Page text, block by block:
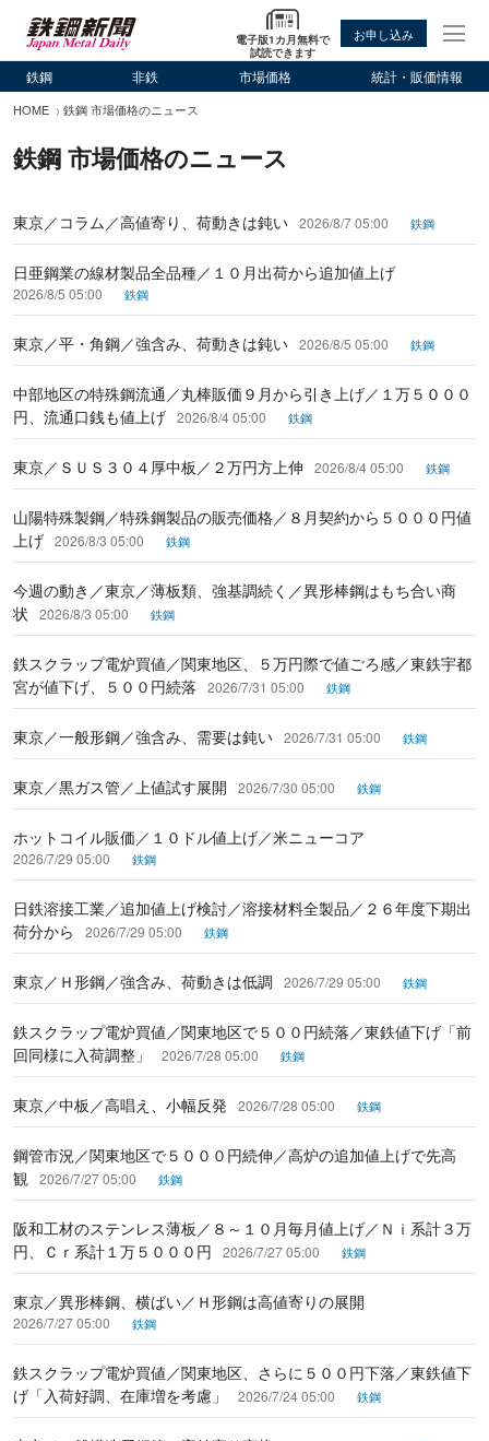
電子版1カ月無料で
試読できます
お申し込み
鉄鋼 非鉄 市場価格 統計・販価情報
HOME 鉄鋼 市場価格のニュース
鉄鋼 市場価格のニュース
東京／コラム／高値寄り、荷動きは鈍い 2026/8/7 05:00 鉄鋼
日亜鋼業の線材製品全品種／１０月出荷から追加値上げ
2026/8/5 05:00 鉄鋼
東京／平・角鋼／強含み、荷動きは鈍い 2026/8/5 05:00 鉄鋼
中部地区の特殊鋼流通／丸棒販価９月から引き上げ／１万５０００
円、流通口銭も値上げ 2026/8/4 05:00 鉄鋼
東京／ＳＵＳ３０４厚中板／２万円方上伸 2026/8/4 05:00 鉄鋼
山陽特殊製鋼／特殊鋼製品の販売価格／８月契約から５０００円値
上げ 2026/8/3 05:00 鉄鋼
今週の動き／東京／薄板類、強基調続く／異形棒鋼はもち合い商
状
2026/8/3 05:00 鉄鋼
鉄スクラップ電炉買値／関東地区、５万円際で値ごろ感／東鉄宇都
宮が値下げ、５００円続落
2026/7/31 05:00 鉄鋼
東京／一般形鋼／強含み、需要は鈍い 2026/7/31 05:00 鉄鋼
東京／黒ガス管／上値試す展開 2026/7/30 05:00 鉄鋼
ホットコイル販価／１０ドル値上げ／米ニューコア
2026/7/29 05:00 鉄鋼
日鉄溶接工業／追加値上げ検討／溶接材料全製品／２６年度下期出
荷分から
2026/7/29 05:00 鉄鋼
東京／Ｈ形鋼／強含み、荷動きは低調 2026/7/29 05:00 鉄鋼
鉄スクラップ電炉買値／関東地区で５００円続落／東鉄値下げ「前
回同様に入荷調整」
2026/7/28 05:00 鉄鋼
東京／中板／高唱え、小幅反発 2026/7/28 05:00 鉄鋼
鋼管市況／関東地区で５０００円続伸／高炉の追加値上げで先高
観 2026/7/27 05:00 鉄鋼
阪和工材のステンレス薄板／８～１０月毎月値上げ／Ｎｉ系計３万
円、Ｃｒ系計１万５０００円
2026/7/27 05:00 鉄鋼
東京／異形棒鋼、横ばい／Ｈ形鋼は高値寄りの展開
2026/7/27 05:00 鉄鋼
鉄スクラップ電炉買値／関東地区、さらに５００円下落／東鉄値下
げ「入荷好調、在庫増を考慮」
2026/7/24 05:00 鉄鋼